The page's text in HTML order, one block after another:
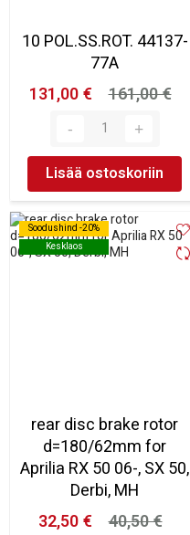
10 POL.SS.ROT. 44137-
77A
131,00 €
161,00 €
Lisää ostoskoriin
Soodushind -20%
Kesklaos
Soodushind -20%
Kesklaos
rear disc brake rotor
d=180/62mm for
Aprilia RX 50 06-, SX 50,
Derbi, MH
32,50 €
40,50 €